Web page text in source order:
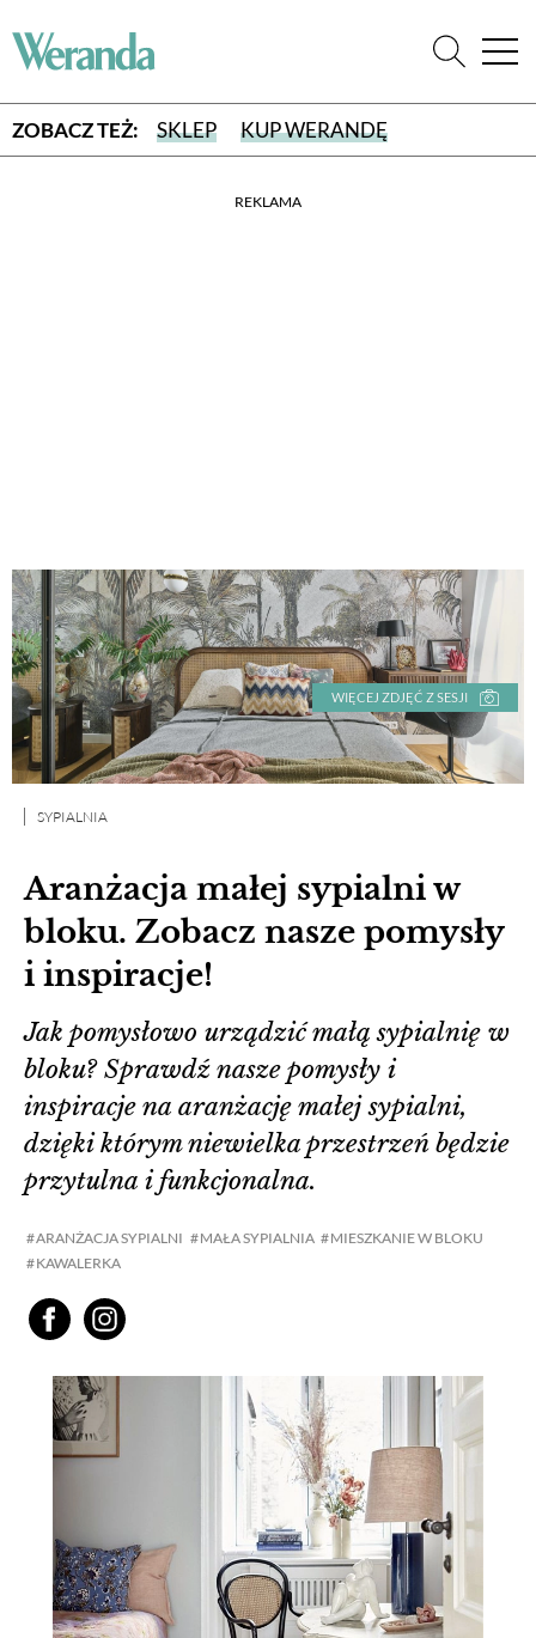
ZOBACZ TEŻ: SKLEP KUP WERANDĘ
REKLAMA
WIĘCEJ ZDJĘĆ Z SESJI
Aranżacja małej sypialni w
bloku. Zobacz nasze pomysły
i inspiracje!
SYPIALNIA
ARANŻACJA SYPIALNI MAŁA SYPIALNIA
MIESZKANIE W BLOKU
KAWALERKA
Jak pomysłowo urządzić małą sypialnię w
bloku? Sprawdź nasze pomysły i
inspiracje na aranżację małej sypialni,
dzięki którym niewielka przestrzeń będzie
przytulna i funkcjonalna.